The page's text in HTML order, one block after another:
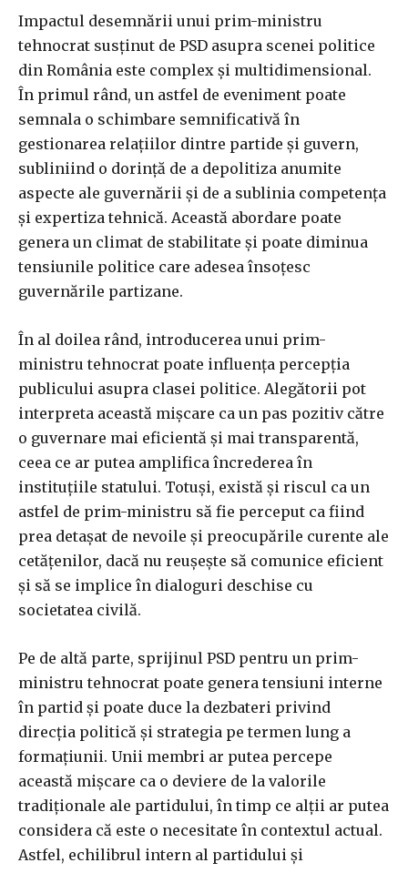
Impactul desemnării unui prim-ministru
tehnocrat susținut de PSD asupra scenei politice
din România este complex și multidimensional.
În primul rând, un astfel de eveniment poate
semnala o schimbare semnificativă în
gestionarea relațiilor dintre partide și guvern,
subliniind o dorință de a depolitiza anumite
aspecte ale guvernării și de a sublinia competența
și expertiza tehnică. Această abordare poate
genera un climat de stabilitate și poate diminua
tensiunile politice care adesea însoțesc
guvernările partizane.
În al doilea rând, introducerea unui prim-
ministru tehnocrat poate influența percepția
publicului asupra clasei politice. Alegătorii pot
interpreta această mișcare ca un pas pozitiv către
o guvernare mai eficientă și mai transparentă,
ceea ce ar putea amplifica încrederea în
instituțiile statului. Totuși, există și riscul ca un
astfel de prim-ministru să fie perceput ca fiind
prea detașat de nevoile și preocupările curente ale
cetățenilor, dacă nu reușește să comunice eficient
și să se implice în dialoguri deschise cu
societatea civilă.
Pe de altă parte, sprijinul PSD pentru un prim-
ministru tehnocrat poate genera tensiuni interne
în partid și poate duce la dezbateri privind
direcția politică și strategia pe termen lung a
formațiunii. Unii membri ar putea percepe
această mișcare ca o deviere de la valorile
tradiționale ale partidului, în timp ce alții ar putea
considera că este o necesitate în contextul actual.
Astfel, echilibrul intern al partidului și